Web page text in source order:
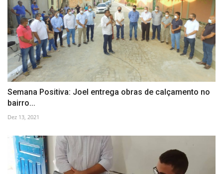
Semana Positiva: Joel entrega obras de calçamento no
bairro...
Dez 13, 2021